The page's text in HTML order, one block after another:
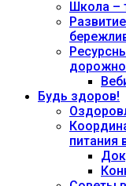
Школа –
Будь здоров!
питания